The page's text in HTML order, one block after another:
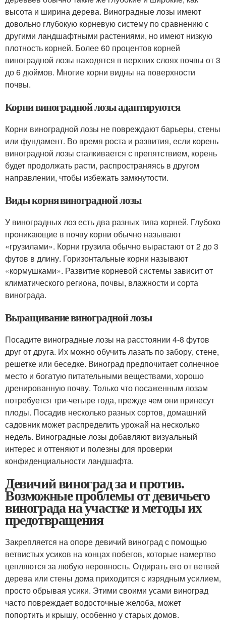
высота и ширина дерева. Виноградные лозы имеют
довольно глубокую корневую систему по сравнению с
другими ландшафтными растениями, но имеют низкую
плотность корней. Более 60 процентов корней
виноградной лозы находятся в верхних слоях почвы от 3
до 6 дюймов. Многие корни видны на поверхности
почвы.
Корни виноградной лозы адаптируются
Корни виноградной лозы не повреждают барьеры, стены
или фундамент. Во время роста и развития, если корень
виноградной лозы сталкивается с препятствием, корень
будет продолжать расти, распространяясь в другом
направлении, чтобы избежать замкнутости.
Виды корня виноградной лозы
У виноградных лоз есть два разных типа корней. Глубоко
проникающие в почву корни обычно называют
«грузилами». Корни грузила обычно вырастают от 2 до 3
футов в длину. Горизонтальные корни называют
«кормушками». Развитие корневой системы зависит от
климатического региона, почвы, влажности и сорта
винограда.
Выращивание виноградной лозы
Посадите виноградные лозы на расстоянии 4-8 футов
друг от друга. Их можно обучить лазать по забору, стене,
решетке или беседке. Виноград предпочитает солнечное
место и богатую питательными веществами, хорошо
дренированную почву. Только что посаженным лозам
потребуется три-четыре года, прежде чем они принесут
плоды. Посадив несколько разных сортов, домашний
садовник может распределить урожай на несколько
недель. Виноградные лозы добавляют визуальный
интерес и оттеняют и полезны для проверки
конфиденциальности ландшафта.
Девичий виноград за и против.
Возможные проблемы от девичьего
винограда на участке и методы их
предотвращения
Закрепляется на опоре девичий виноград с помощью
ветвистых усиков на концах побегов, которые намертво
цепляются за любую неровность. Отдирать его от ветвей
дерева или стены дома приходится с изрядным усилием,
просто обрывая усики. Этими своими усами виноград
часто повреждает водосточные желоба, может
попортить и крышу, особенно у старых домов.